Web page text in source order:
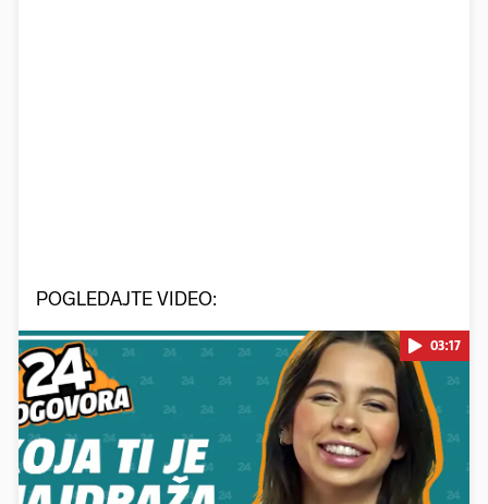
POGLEDAJTE VIDEO:
Pokretanje videa...
03:17